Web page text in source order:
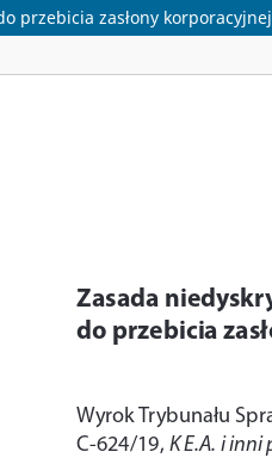
przebicia zasłony korporacyjnej